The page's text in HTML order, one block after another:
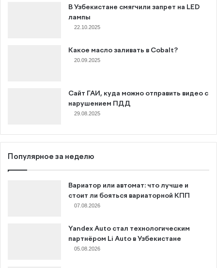
В Узбекистане смягчили запрет на LED
лампы
22.10.2025
Какое масло заливать в Cobalt?
20.09.2025
Сайт ГАИ, куда можно отправить видео с
нарушением ПДД
29.08.2025
Популярное за неделю
Вариатор или автомат: что лучше и
стоит ли бояться вариаторной КПП
07.08.2026
Yandex Auto стал технологическим
партнёром Li Auto в Узбекистане
05.08.2026